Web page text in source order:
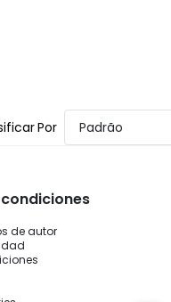
Por Padrão
de autor